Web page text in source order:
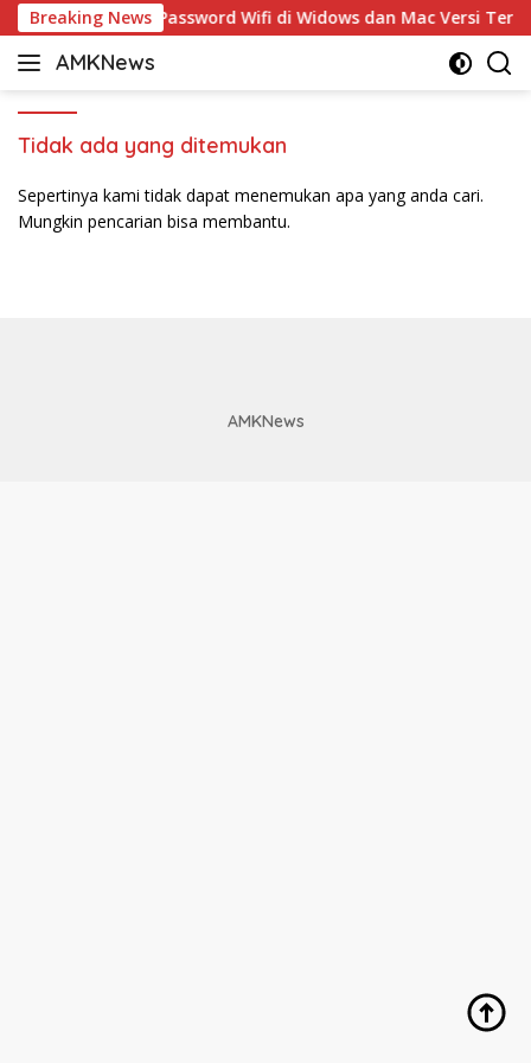
Langsung
ke
konten
Breaking News
5 Cara Ganti Password Wifi di Widows dan Mac Versi
AMKNews
Satu
Informasi
Tidak ada yang ditemukan
Sepertinya kami tidak dapat menemukan apa yang anda cari.
Mungkin pencarian bisa membantu.
AMKNews